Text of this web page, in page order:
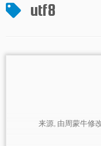
utf8
来源, 由周蒙牛修